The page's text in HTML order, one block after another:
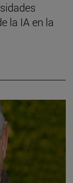
la IA en la